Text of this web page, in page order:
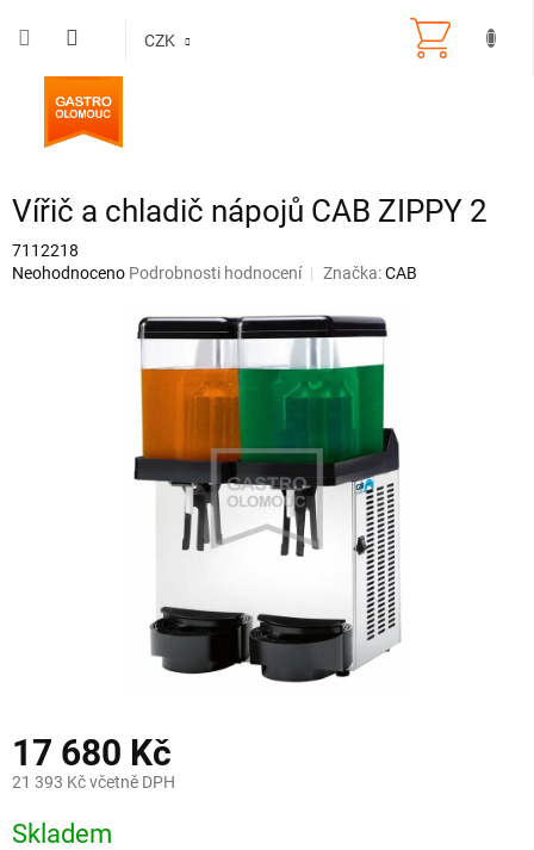
CZK
Vířič a chladič nápojů CAB ZIPPY 2
7112218
Průměrné
Neohodnoceno Podrobnosti hodnocení Značka:CAB
17 680 Kč
21 393 Kč včetně DPH
cena:
Skladem